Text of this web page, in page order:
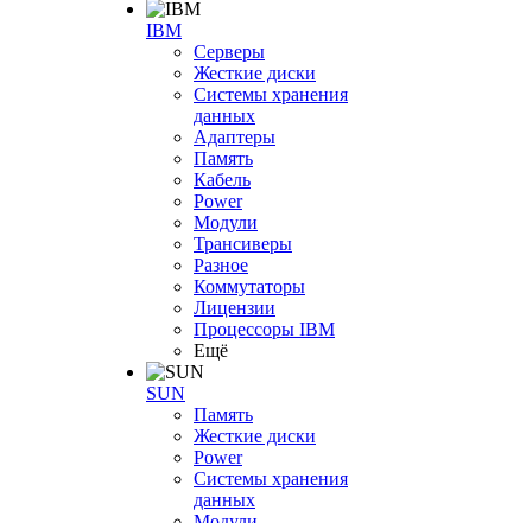
IBM
Серверы
Жесткие диски
Системы хранения
данных
Адаптеры
Память
Кабель
Power
Модули
Трансиверы
Разное
Коммутаторы
Лицензии
Процессоры IBM
Ещё
SUN
Память
Жесткие диски
Power
Системы хранения
данных